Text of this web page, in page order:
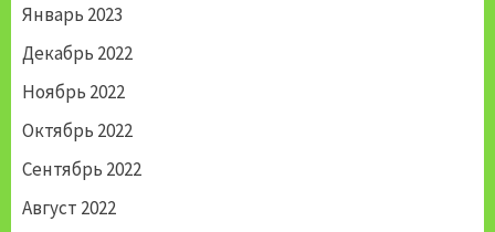
Январь 2023
Декабрь 2022
Ноябрь 2022
Октябрь 2022
Сентябрь 2022
Август 2022